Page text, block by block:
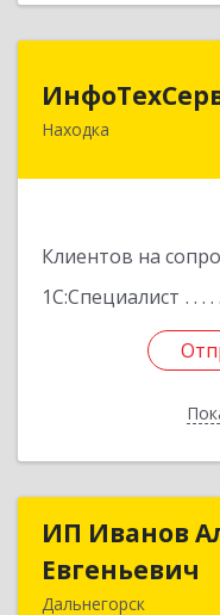
Находка
Клиентов на
1С:Специалист
ИП Иванов
Евгеньевич
Дальнегорск